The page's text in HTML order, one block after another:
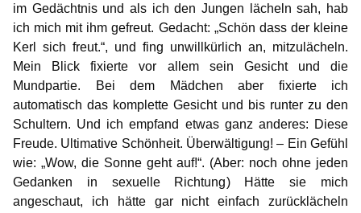
im Gedächtnis und als ich den Jungen lächeln sah, hab
ich mich mit ihm gefreut. Gedacht: „Schön dass der kleine
Kerl sich freut.“, und fing unwillkürlich an, mitzulächeln.
Mein Blick fixierte vor allem sein Gesicht und die
Mundpartie. Bei dem Mädchen aber fixierte ich
automatisch das komplette Gesicht und bis runter zu den
Schultern. Und ich empfand etwas ganz anderes: Diese
Freude. Ultimative Schönheit. Überwältigung! ‒ Ein Gefühl
wie: „Wow, die Sonne geht auf!“. (Aber: noch ohne jeden
Gedanken in sexuelle Richtung) Hätte sie mich
angeschaut, ich hätte gar nicht einfach zurücklächeln